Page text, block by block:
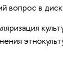
вопрос в